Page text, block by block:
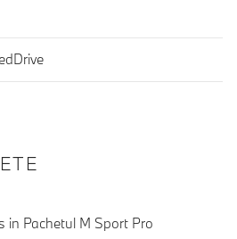
in Pachetul M Sport Pro